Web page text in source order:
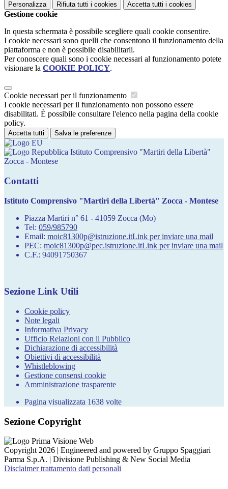
Personalizza Rifiuta tutti i cookies Accetta tutti i cookies
Gestione cookie
In questa schermata è possibile scegliere quali cookie consentire.
I cookie necessari sono quelli che consentono il funzionamento della
piattaforma e non è possibile disabilitarli.
Per conoscere quali sono i cookie necessari al funzionamento potete
visionare la COOKIE POLICY.
Cookie necessari per il funzionamento
I cookie necessari per il funzionamento non possono essere
disabilitati. È possibile consultare l'elenco nella pagina della cookie
policy.
Accetta tutti Salva le preferenze
Istituto Comprensivo "Martiri della Libertà"
Zocca - Montese
Contatti
Istituto Comprensivo "Martiri della Libertà" Zocca - Montese
Piazza Martiri n° 61 - 41059 Zocca (Mo)
Tel: 059/985790
Email: moic81300p@istruzione.itLink per inviare una mail
PEC: moic81300p@pec.istruzione.itLink per inviare una mail
C.F.: 94091750367
Sezione Link Utili
Cookie policy
Note legali
Informativa Privacy
Ufficio Relazioni con il Pubblico
Dichiarazione di accessibilità
Obiettivi di accessibilità
Whistleblowing
Gestione consensi cookie
Amministrazione trasparente
Pagina visualizzata 1638 volte
Sezione Copyright
Copyright 2026 | Engineered and powered by Gruppo Spaggiari
Parma S.p.A. | Divisione Publishing & New Social Media
Disclaimer trattamento dati personali